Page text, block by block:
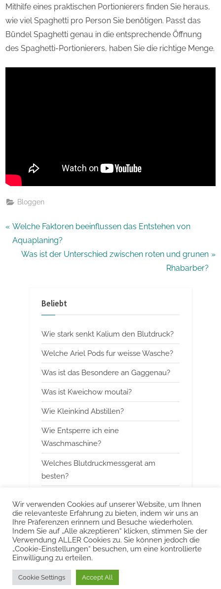
Mithilfe eines praktischen Portionierers finden Sie heraus,
wie viel Spaghetti pro Person Sie benötigen. Passt das
Bündel Spaghetti genau in die entsprechende Öffnung
des Spaghetti-Portionierers, haben Sie die richtige Menge.
Bloggen
Beitragsnavigation
P
r
Welche Faktoren beeinflussen das Entstehen von
Aquaplaning?
N
Was ist der Unterschied zwischen roten und grunen
Rhabarber?
Beliebt
Wie stark senkt Kalium den Blutdruck?
Welche Ariel Pods fur weisse Wasche?
Was ist das Besondere an Gaggenau?
Was ist Kweichow moutai?
Wie Kleinkind Abstillen?
Wie Entsperre ich eine
Waschmaschine?
Welches Blutdruckmessgerat am
besten?
Kann man Arbeitsspeicher kombinieren?
Was ist das Besondere an Smeg?
Urheberrecht © 2022 KurzeAntworten
Wir verwenden Cookies auf unserer Website, um Ihnen
die relevanteste Erfahrung zu bieten, indem wir uns an
Ihre Präferenzen erinnern und Besuche wiederholen.
Indem Sie auf „Alle akzeptieren“ klicken, stimmen Sie der
Verwendung ALLER Cookies zu. Sie können jedoch die
„Cookie-Einstellungen“ besuchen, um eine kontrollierte
Einwilligung zu erteilen.
Cookie Settings Accept All